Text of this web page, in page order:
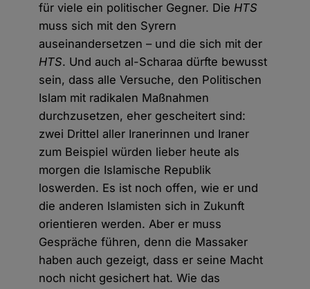
für viele ein politischer Gegner. Die HTS
muss sich mit den Syrern
auseinandersetzen – und die sich mit der
HTS. Und auch al-Scharaa dürfte bewusst
sein, dass alle Versuche, den Politischen
Islam mit radikalen Maßnahmen
durchzusetzen, eher gescheitert sind:
zwei Drittel aller Iranerinnen und Iraner
zum Beispiel würden lieber heute als
morgen die Islamische Republik
loswerden. Es ist noch offen, wie er und
die anderen Islamisten sich in Zukunft
orientieren werden. Aber er muss
Gespräche führen, denn die Massaker
haben auch gezeigt, dass er seine Macht
noch nicht gesichert hat. Wie das